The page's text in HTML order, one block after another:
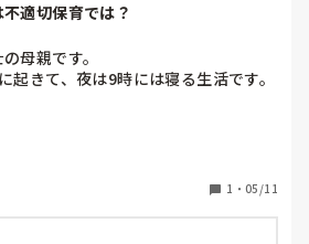
適切保育では？
母親です。
起きて、夜は9時には寝る生活です。
がありませんが、夏休みのお預かり
も寝れない、その代わり朝起きれなく
もありませんでした。
寝をさせないでほしいという意見が多
直お昼寝はいらないです。
1 ・ 05/11